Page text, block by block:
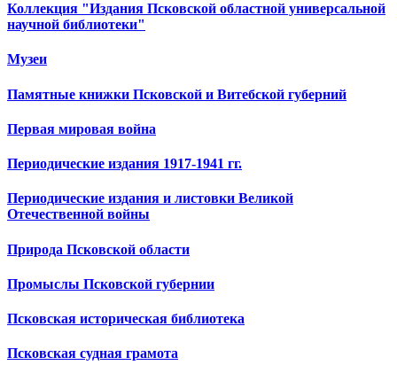
Коллекция "Издания Псковской областной универсальной
научной библиотеки"
Музеи
Памятные книжки Псковской и Витебской губерний
Первая мировая война
Периодические издания 1917-1941 гг.
Периодические издания и листовки Великой
Отечественной войны
Природа Псковской области
Промыслы Псковской губернии
Псковская историческая библиотека
Псковская судная грамота